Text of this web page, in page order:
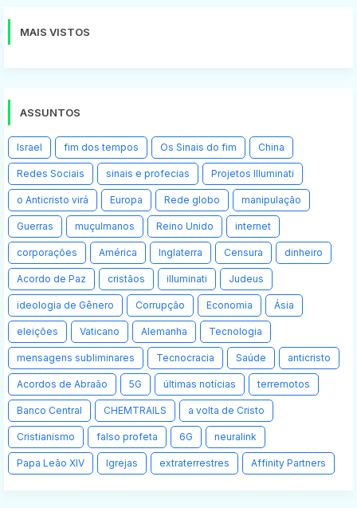
MAIS VISTOS
ASSUNTOS
Israel fim dos tempos Os Sinais do fim China
Redes Sociais sinais e profecias Projetos Illuminati
o Anticristo virá Europa Rede globo manipulação
Guerras muçulmanos Reino Unido internet
corporações América Inglaterra Censura dinheiro
Acordo de Paz cristãos illuminati Judeus
ideologia de Gênero Corrupção Economia Ásia
eleições Vaticano Alemanha Tecnologia
mensagens subliminares Tecnocracia Saúde anticristo
Acordos de Abraão 5G últimas notícias terremotos
Banco Central CHEMTRAILS a volta de Cristo
Cristianismo falso profeta 6G neuralink
Papa Leão XIV Igrejas extraterrestres Affinity Partners